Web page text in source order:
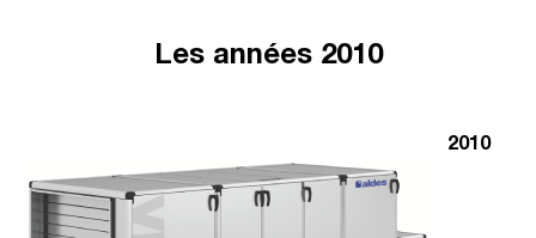
Les années 2010
2010